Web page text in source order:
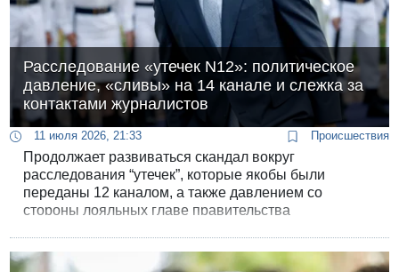
Расследование «утечек N12»: политическое
давление, «сливы» на 14 канале и слежка за
контактами журналистов
11 июля 2026, 21:33 Происшествия
Продолжает развиваться скандал вокруг
расследования “утечек”, которые якобы были
переданы 12 каналом, а также давлением со
стороны лояльных главе правительства
телефонных контактов израильских репортеров и